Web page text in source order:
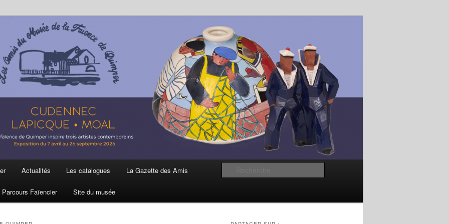
et de la Faïence de Quimper
Actualités Les catalogues La Gazette des Amis
Parcours Faïencier Site du musée